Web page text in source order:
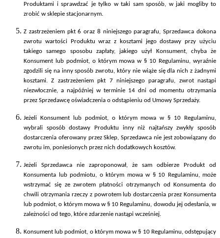
Produktami i sprawdzać je tylko w taki sam sposób, w jaki mogliby to
zrobić w sklepie stacjonarnym.
Z zastrzeżeniem pkt 6 oraz 8 niniejszego paragrafu, Sprzedawca dokona
zwrotu wartości Produktu wraz z kosztami jego dostawy przy użyciu
takiego samego sposobu zapłaty, jakiego użył Konsument, chyba że
Konsument lub podmiot, o którym mowa w § 10 Regulaminu, wyraźnie
zgodzili się na inny sposób zwrotu, który nie wiąże się dla nich z żadnymi
kosztami. Z zastrzeżeniem pkt 7 niniejszego paragrafu, zwrot nastąpi
niezwłocznie, a najpóźniej w terminie 14 dni od momentu otrzymania
przez Sprzedawcę oświadczenia o odstąpieniu od Umowy Sprzedaży.
Jeżeli Konsument lub podmiot, o którym mowa w § 10 Regulaminu,
wybrali sposób dostawy Produktu inny niż najtańszy zwykły sposób
dostarczenia oferowany przez Sklep, Sprzedawca nie jest zobowiązany do
zwrotu im, poniesionych przez nich dodatkowych kosztów.
Jeżeli Sprzedawca nie zaproponował, że sam odbierze Produkt od
Konsumenta lub podmiotu, o którym mowa w § 10 Regulaminu, może
wstrzymać się ze zwrotem płatności otrzymanych od Konsumenta do
chwili otrzymania rzeczy z powrotem lub dostarczenia przez Konsumenta
lub podmiot, o którym mowa w § 10 Regulaminu, dowodu jej odesłania, w
zależności od tego, które zdarzenie nastąpi wcześniej.
Konsument lub podmiot, o którym mowa w § 10 Regulaminu, odstępujący